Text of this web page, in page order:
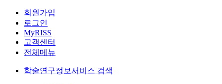
회원가입
로그인
MyRISS
고객센터
전체메뉴
학술연구정보서비스 검색